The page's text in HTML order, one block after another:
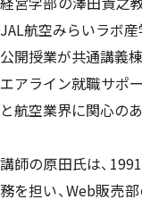
JAL航空みらいラボ
公開授業が共通講義
エアライン就職サポ
と航空業界に関心の
講師の原田氏は、 1991
務を担い、Web販売部